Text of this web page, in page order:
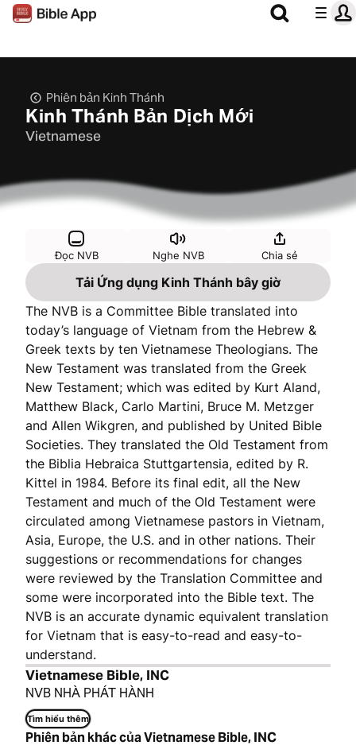
Phiên bản Kinh Thánh
Kinh Thánh Bản Dịch Mới
Vietnamese
Đọc NVB Nghe NVB Chia sẻ
Tải Ứng dụng Kinh Thánh bây giờ
The NVB is a Committee Bible translated into
today’s language of Vietnam from the Hebrew &
Greek texts by ten Vietnamese Theologians. The
New Testament was translated from the Greek
New Testament; which was edited by Kurt Aland,
Matthew Black, Carlo Martini, Bruce M. Metzger
and Allen Wikgren, and published by United Bible
Societies. They translated the Old Testament from
the Biblia Hebraica Stuttgartensia, edited by R.
Kittel in 1984. Before its final edit, all the New
Testament and much of the Old Testament were
circulated among Vietnamese pastors in Vietnam,
Asia, Europe, the U.S. and in other nations. Their
suggestions or recommendations for changes
were reviewed by the Translation Committee and
some were incorporated into the Bible text. The
NVB is an accurate dynamic equivalent translation
for Vietnam that is easy-to-read and easy-to-
understand.
Vietnamese Bible, INC
NVB NHÀ PHÁT HÀNH
Tìm hiểu thêm
Phiên bản khác của Vietnamese Bible, INC